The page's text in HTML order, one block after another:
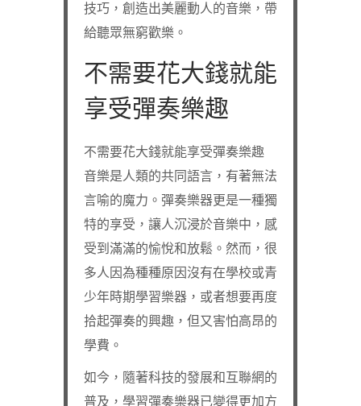
技巧，創造出美麗動人的音樂，帶
給聽眾無窮歡樂。
不需要花大錢就能
享受彈奏樂趣
不需要花大錢就能享受彈奏樂趣
音樂是人類的共同語言，有著無法
言喻的魔力。彈奏樂器更是一種獨
特的享受，讓人沉浸於音樂中，感
受到滿滿的愉悅和放鬆。然而，很
多人因為種種原因沒有在學校或青
少年時期學習樂器，或者想要再度
拾起彈奏的興趣，但又害怕高昂的
學費。
如今，隨著科技的發展和互聯網的
普及，學習彈奏樂器已變得更加方